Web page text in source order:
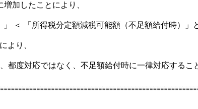
したことにより、
「所得税分定額減税可能額（不足額給付時）」
り、
対応ではなく、不足額給付時に一律対応するこ